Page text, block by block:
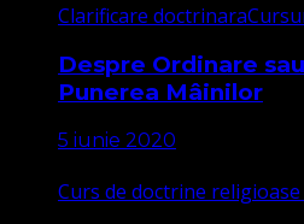
Clarificare doctrinara
Despre Ordinare
Punerea Mâinilor
5 iunie 2020
Curs de doctrine